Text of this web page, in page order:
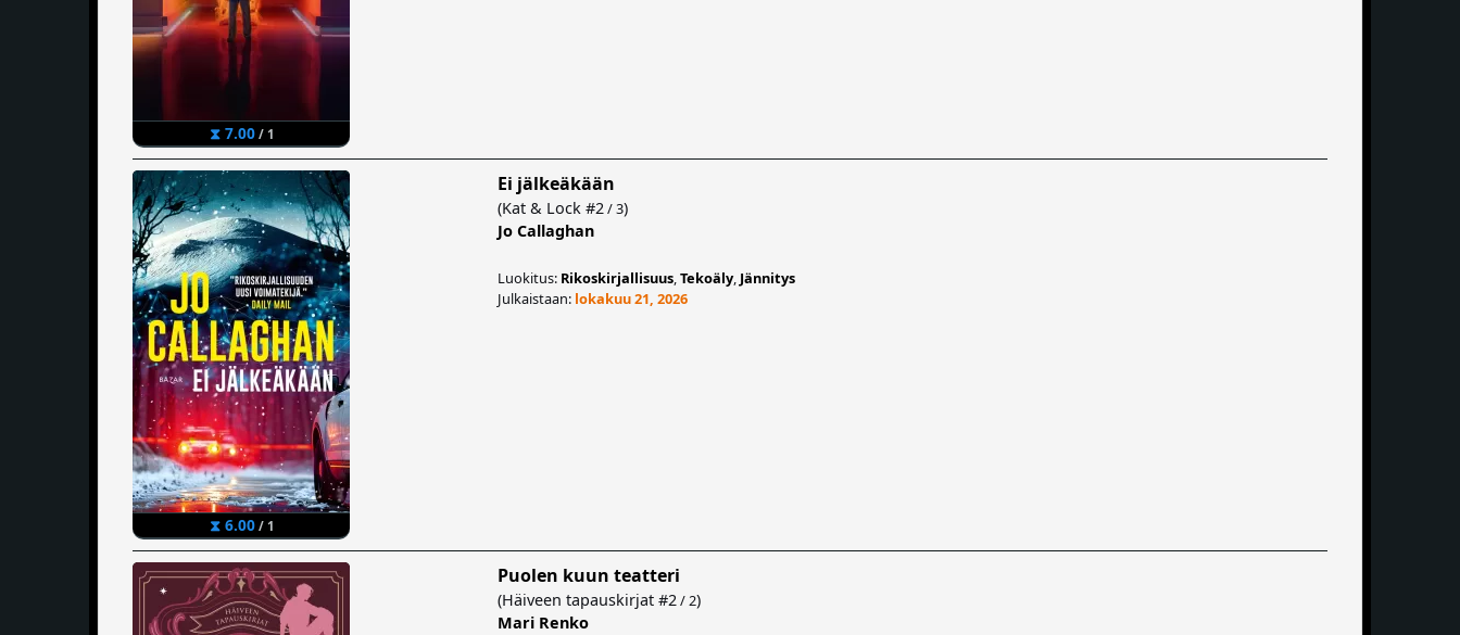
⧗ 7.00/ 1
⧗ 6.00/ 1
Ei jälkeäkään
(Kat & Lock #2 / 3)
Jo Callaghan
Luokitus: Rikoskirjallisuus,Tekoäly, Jännitys
Julkaistaan: lokakuu 21, 2026
Puolen kuun teatteri
(Häiveen tapauskirjat #2 / 2)
Mari Renko